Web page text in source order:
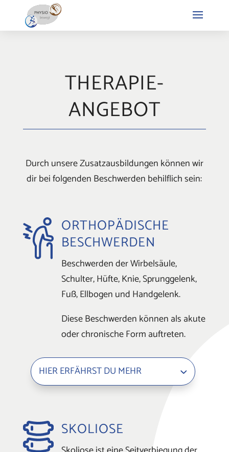
THERAPIE-
ANGEBOT
Durch unsere Zusatzausbildungen können wir
dir bei folgenden Beschwerden behilflich sein:
ORTHOPÄDISCHE
BESCHWERDEN
Beschwerden der Wirbelsäule,
Schulter, Hüfte, Knie, Sprunggelenk,
Fuß, Ellbogen und Handgelenk.
Diese Beschwerden können als akute
oder chronische Form auftreten.
HIER ERFÄHRST DU MEHR
SKOLIOSE